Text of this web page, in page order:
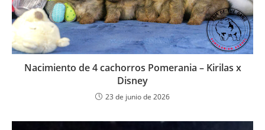
Nacimiento de 4 cachorros Pomerania – Kirilas x
Disney
23 de junio de 2026